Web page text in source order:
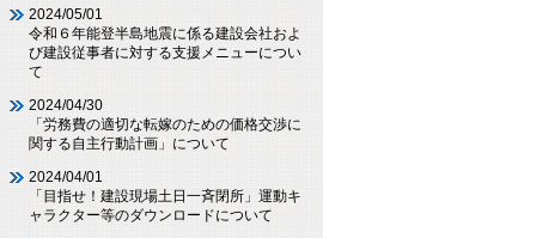
2024/05/01
令和６年能登半島地震に係る建設会社およ
び建設従事者に対する支援メニューについ
て
2024/04/30
「労務費の適切な転嫁のための価格交渉に
関する自主行動計画」について
2024/04/01
「目指せ！建設現場土日一斉閉所」運動キ
ャラクター等のダウンロードについて